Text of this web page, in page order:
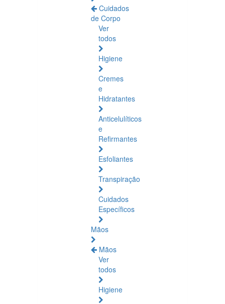
Cuidados
de Corpo
Ver
todos
Higiene
Cremes
e
Hidratantes
Anticelulíticos
e
Refirmantes
Esfoliantes
Transpiração
Cuidados
Específicos
Mãos
Mãos
Ver
todos
Higiene